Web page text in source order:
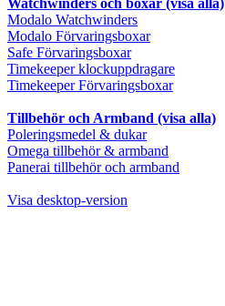
Watchwinders och boxar (visa alla)
Modalo Watchwinders
Modalo Förvaringsboxar
Safe Förvaringsboxar
Timekeeper klockuppdragare
Timekeeper Förvaringsboxar
Tillbehör och Armband (visa alla)
Poleringsmedel & dukar
Omega tillbehör & armband
Panerai tillbehör och armband
Visa desktop-version